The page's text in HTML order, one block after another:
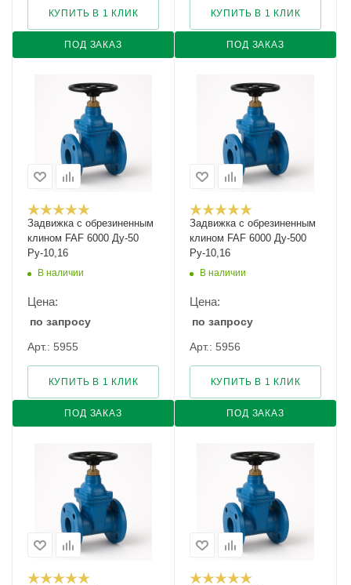
ПОД ЗАКАЗ
КУПИТЬ В 1 КЛИК
ПОД ЗАКАЗ
КУПИТЬ В 1 КЛИК
Задвижка с обрезиненным
клином FAF 6000 Ду-50
Ру-10,16
В наличии
Цена:
по запросу
Арт.: 5955
ПОД ЗАКАЗ
КУПИТЬ В 1 КЛИК
Задвижка с обрезиненным
клином FAF 6000 Ду-500
Ру-10,16
В наличии
Цена:
по запросу
Арт.: 5956
ПОД ЗАКАЗ
КУПИТЬ В 1 КЛИК